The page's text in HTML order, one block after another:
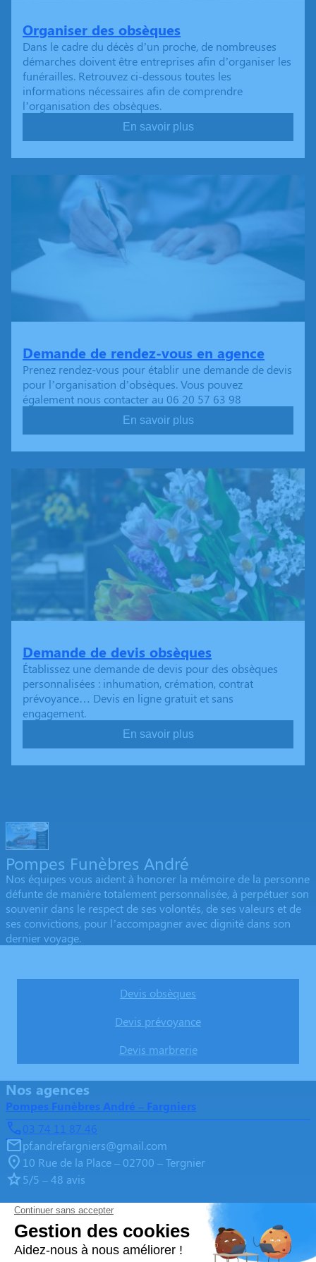
Organiser des obsèques
Dans le cadre du décès d’un proche, de nombreuses
démarches doivent être entreprises afin d’organiser les
funérailles. Retrouvez ci-dessous toutes les
informations nécessaires afin de comprendre
l’organisation des obsèques.
En savoir plus
Demande de rendez-vous en agence
Prenez rendez-vous pour établir une demande de devis
pour l’organisation d’obsèques. Vous pouvez
également nous contacter au 06 20 57 63 98
En savoir plus
Demande de devis obsèques
Établissez une demande de devis pour des obsèques
personnalisées : inhumation, crémation, contrat
prévoyance… Devis en ligne gratuit et sans
engagement.
En savoir plus
Pompes Funèbres André
Nos équipes vous aident à honorer la mémoire de la personne
défunte de manière totalement personnalisée, à perpétuer son
souvenir dans le respect de ses volontés, de ses valeurs et de
ses convictions, pour l’accompagner avec dignité dans son
dernier voyage.
Devis obsèques
Devis prévoyance
Devis marbrerie
Nos agences
Pompes Funèbres André – Fargniers
03 74 11 87 46
pf.andrefargniers@gmail.com
10 Rue de la Place – 02700 – Tergnier
5/5 – 48 avis
Pompes Funèbres André – Chauny
03 74 11 87 32
marbrerie.andre2@gmail.com